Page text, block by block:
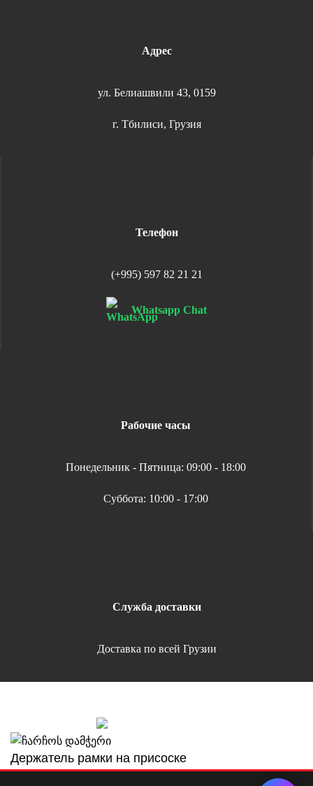
Адрес
ул. Белиашвили 43, 0159
г. Тбилиси, Грузия
Телефон
(+995) 597 82 21 21
Whatsapp Chat
Рабочие часы
Понедельник - Пятница: 09:00 - 18:00
Суббота: 10:00 - 17:00
Служба доставки
Доставка по всей Грузии
Держатель рамки на присоске